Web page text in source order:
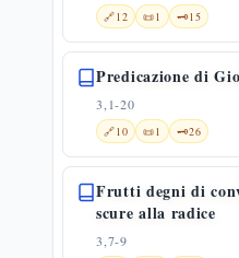
🔗12 📜1 🗝️15
Predicazione di
3,1-20
🔗10 📜1 🗝️26
Frutti degni di
scure alla radice
3,7-9